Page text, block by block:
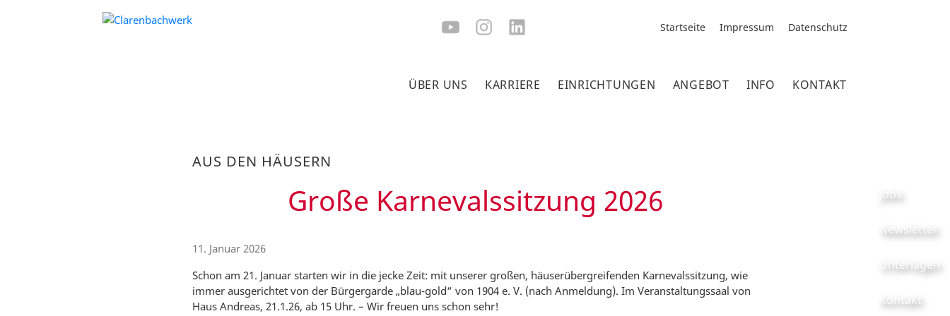
Startseite Impressum Datenschutz
ÜBER UNS KARRIERE EINRICHTUNGEN ANGEBOT INFO KONTAKT
AUS DEN HÄUSERN
Große Karnevalssitzung 2026
11. Januar 2026
Schon am 21. Januar starten wir in die jecke Zeit: mit unserer großen, häuserübergreifenden Karnevalssitzung, wie
immer ausgerichtet von der Bürgergarde „blau-gold“ von 1904 e. V. (nach Anmeldung). Im Veranstaltungssaal von
Haus Andreas, 21.1.26, ab 15 Uhr. – Wir freuen uns schon sehr!
Jobs
Newsletter
Unterlagen
Kontakt